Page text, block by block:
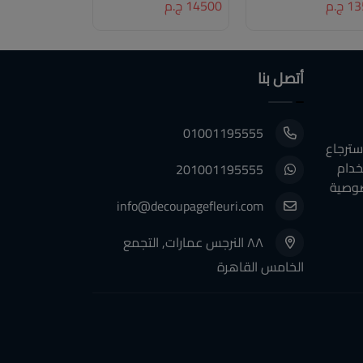
ج.م 14500 ج.م
أتصل بنا
01001195555
201001195555
info@decoupagefleuri.com
٨٨ النرجس عمارات, التجمع
الخامس القاهرة